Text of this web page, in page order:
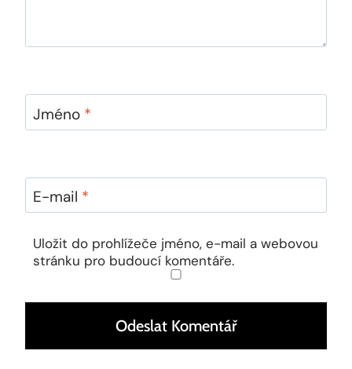
Jméno *
E-mail *
Uložit do prohlížeče jméno, e-mail a webovou
stránku pro budoucí komentáře.